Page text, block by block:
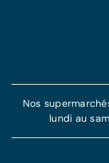
Nos
lundi au